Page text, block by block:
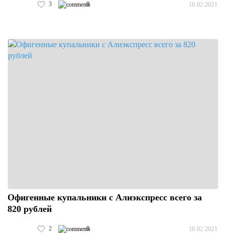
3 0 18.02.2021
Офигенные купальники с Алиэкспресс всего за
820 рублей
2 0 18.02.2021